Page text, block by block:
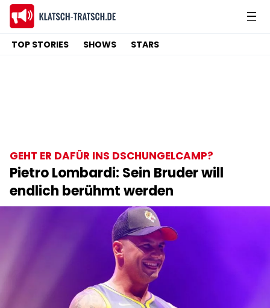
TOP STORIES SHOWS STARS
GEHT ER DAFÜR INS DSCHUNGELCAMP?
Pietro Lombardi: Sein Bruder will
endlich berühmt werden